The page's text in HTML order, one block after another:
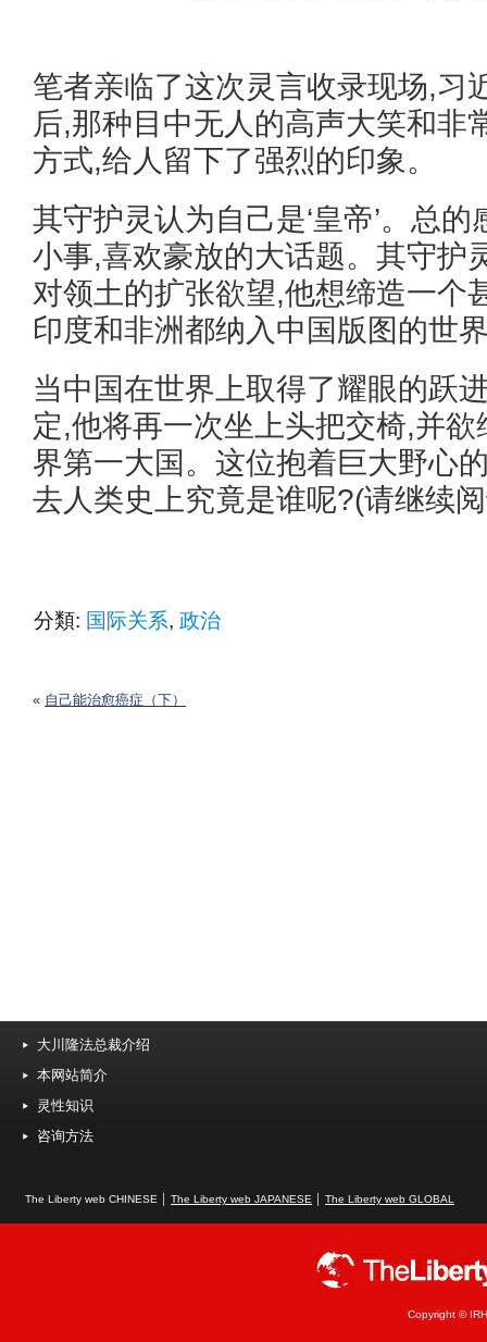
笔者亲临了这次灵言收录现场,习
后,那种目中无人的高声大笑和非
方式,给人留下了强烈的印象。
其守护灵认为自己是‘皇帝’。总
小事,喜欢豪放的大话题。其守护
对领土的扩张欲望,他想缔造一个
印度和非洲都纳入中国版图的世
当中国在世界上取得了耀眼的跃
定,他将再一次坐上头把交椅,并
界第一大国。这位抱着巨大野心
去人类史上究竟是谁呢?(请继续
分類: 国际关系, 政治
« 自己能治愈癌症（下）
大川隆法总裁介绍
本网站简介
灵性知识
咨询方法
The Liberty web CHINESE │ The Liberty web JAPANESE The Liberty web GLOBAL
Copyright ©